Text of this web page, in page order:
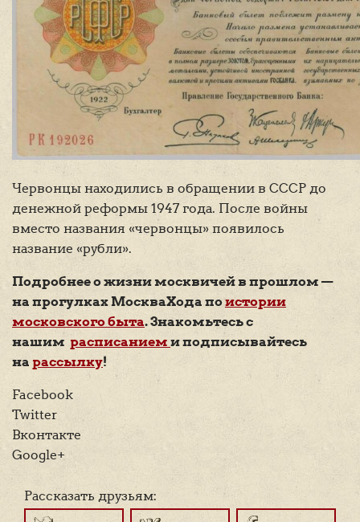
Червонцы находились в обращении в СССР до
денежной реформы 1947 года. После войны
вместо названия «червонцы» появилось
название «рубли».
Подробнее о жизни москвичей в прошлом —
на прогулках МоскваХода поистории
московского быта. Знакомьтесь с
нашим расписанием и подписывайтесь
на рассылку!
Facebook
Twitter
Вконтакте
Google+
Рассказать друзьям: